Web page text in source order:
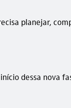
planejar,
dessa nova